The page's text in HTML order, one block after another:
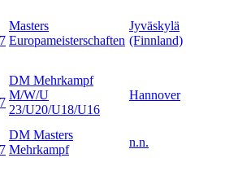
Masters
Europameisterschaften
Jyväskylä
(Finnland)
DM Mehrkampf
M/W/U
23/U20/U18/U16
Hannover
DM Masters
Mehrkampf
n.n.